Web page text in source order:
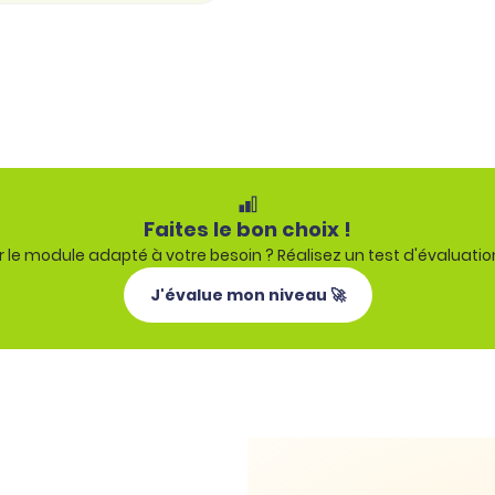
Faites le bon choix !
le module adapté à votre besoin ? Réalisez un test
J'évalue mon niveau 🚀